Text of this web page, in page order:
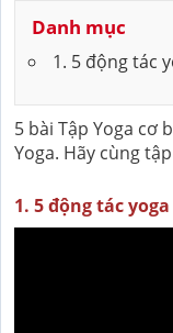
Danh mục
1. 5 động tác
5 bài Tập Yoga cơ
Yoga. Hãy cùng
1. 5 động tác